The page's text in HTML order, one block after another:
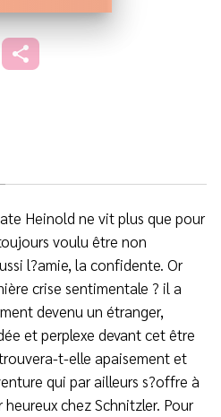
Heinold ne vit plus que pour
voulu être non
l?amie, la confidente. Or
crise sentimentale ? il a
devenu un étranger,
et perplexe devant cet être
t-elle apaisement et
qui par ailleurs s?offre à
chez Schnitzler. Pour